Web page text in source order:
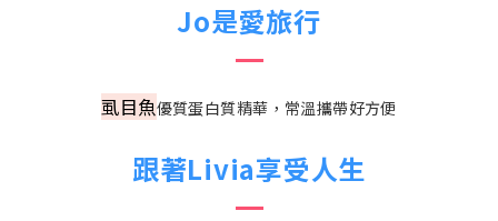
Jo是愛旅行
虱目魚優質蛋白質精華，常溫攜帶好方便
跟著Livia享受人生